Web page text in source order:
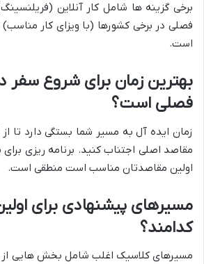
برخی گزینه ها شامل کار آنلاین
فصلی در برخی کشورها (با ویزای کار
است.
بهترین زمان برای شروع سفر
فصلی است؟
زمان ایده آل به مسیر شما بستگی دارد تا
مقاصد اصلی اجتناب کنید. برنامه ریزی
اولین مقاصدتان مناسب است منطقی است.
مسیرهای پیشنهادی برای
کدامند؟
مسیرهای کلاسیک اغلب شامل بخش هایی از